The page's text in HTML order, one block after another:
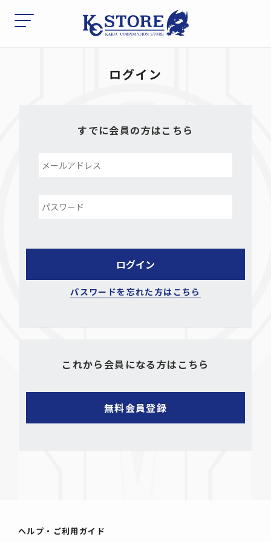
ログイン
すでに会員の方はこちら
パスワードを忘れた方はこちら
これから会員になる方はこちら
ヘルプ・ご利用ガイド